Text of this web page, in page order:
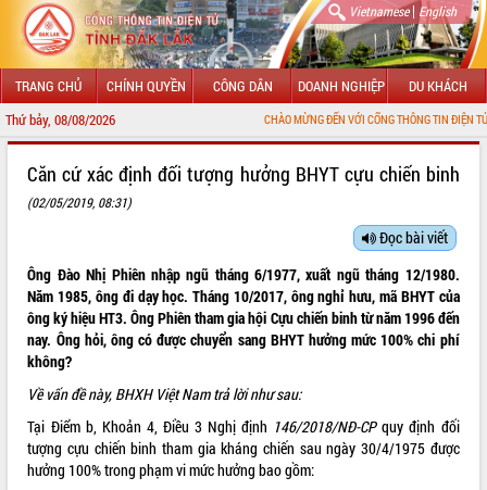
Vietnamese| English
TRANG CHỦ CHÍNH QUYỀN CÔNG DÂN DOANH NGHIỆP DU KHÁCH
Thứ bảy, 08/08/2026 CHÀO MỪNG ĐẾN VỚI CỔNG THÔNG TIN ĐIỆN TỬ TỈNH
LÃNH ĐẠO UBND TỈNH
SỞ, BAN, NGÀNH
UBND CÁC XÃ, PHƯỜNG
HỆ THỐNG VĂN BẢN
VĂN BẢN HĐND TỈNH
Căn cứ xác định đối tượng hưởng BHYT cựu chiến binh
(02/05/2019, 08:31)
Đọc bài viết
Ông Đào Nhị Phiên nhập ngũ tháng 6/1977, xuất ngũ tháng 12/1980.
Năm 1985, ông đi dạy học. Tháng 10/2017, ông nghỉ hưu, mã BHYT của
ông ký hiệu HT3. Ông Phiên tham gia hội Cựu chiến binh từ năm 1996 đến
nay. Ông hỏi, ông có được chuyển sang BHYT hưởng mức 100% chi phí
không?
Về vấn đề này, BHXH Việt Nam trả lời như sau:
Tại Điểm b, Khoản 4, Điều 3 Nghị định 146/2018/NĐ-CPquy định đối
tượng cựu chiến binh tham gia kháng chiến sau ngày 30/4/1975 được
hưởng 100% trong phạm vi mức hưởng bao gồm: